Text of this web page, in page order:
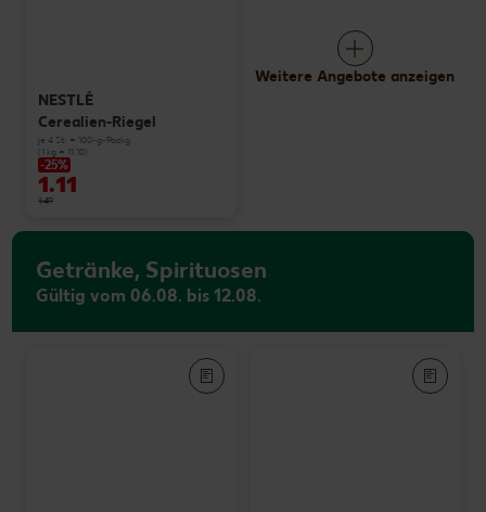
NESTLÉ
Cerealien-Riegel
je 4 St. = 100-g-Packg.
(1 kg = 11.10)
-25%
1.11
1.49
Weitere Angebote anzeigen
Getränke, Spirituosen
Gültig vom 06.08. bis 12.08.